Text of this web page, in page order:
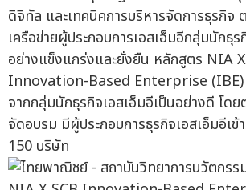
ดิจิทัล และเทคนิคการบริหารจัดการธุรกิ
เครือข่ายผู้ประกอบการเอสเอ็มอีกลุ่มนักธุ
อย่างแข็งแกร่งและยั่งยืน หลักสูตร NIA
Innovation-Based Enterprise (IBE)
จากกลุ่มนักธุรกิจเอสเอ็มอีเป็นอย่างดี โด
จัดอบรม มีผู้ประกอบการธุรกิจเอสเอ็มอีเข้
150 บริษัท